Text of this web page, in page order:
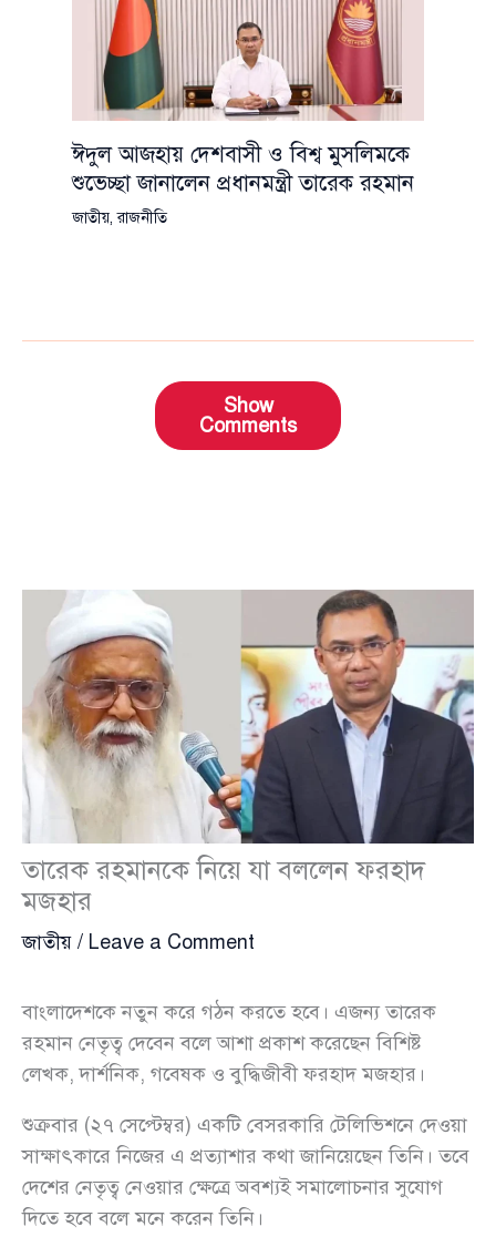
ঈদুল আজহায় দেশবাসী ও বিশ্ব মুসলিমকে
শুভেচ্ছা জানালেন প্রধানমন্ত্রী তারেক রহমান
জাতীয়,রাজনীতি
Show
Comments
তারেক রহমানকে নিয়ে যা বললেন ফরহাদ
মজহার
জাতীয় / Leave a Comment
বাংলাদেশকে নতুন করে গঠন করতে হবে। এজন্য তারেক
রহমান নেতৃত্ব দেবেন বলে আশা প্রকাশ করেছেন বিশিষ্ট
লেখক, দার্শনিক, গবেষক ও বুদ্ধিজীবী ফরহাদ মজহার।
শুক্রবার (২৭ সেপ্টেম্বর) একটি বেসরকারি টেলিভিশনে দেওয়া
সাক্ষাৎকারে নিজের এ প্রত্যাশার কথা জানিয়েছেন তিনি। তবে
দেশের নেতৃত্ব নেওয়ার ক্ষেত্রে অবশ্যই সমালোচনার সুযোগ
দিতে হবে বলে মনে করেন তিনি।